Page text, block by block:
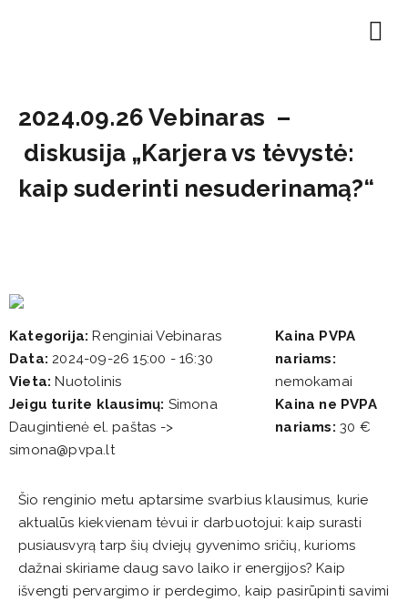
2024.09.26 Vebinaras –
diskusija „Karjera vs tėvystė:
kaip suderinti nesuderinamą?“
Kategorija: Renginiai Vebinaras
Data: 2024-09-26 15:00 - 16:30
Vieta: Nuotolinis
Jeigu turite klausimų: Simona
Daugintienė el. paštas ->
simona@pvpa.lt
Kaina PVPA
nariams:
nemokamai
Kaina ne PVPA
nariams: 30 €
Šio renginio metu aptarsime svarbius klausimus, kurie
aktualūs kiekvienam tėvui ir darbuotojui: kaip surasti
pusiausvyrą tarp šių dviejų gyvenimo sričių, kurioms
dažnai skiriame daug savo laiko ir energijos? Kaip
išvengti pervargimo ir perdegimo, kaip pasirūpinti savimi